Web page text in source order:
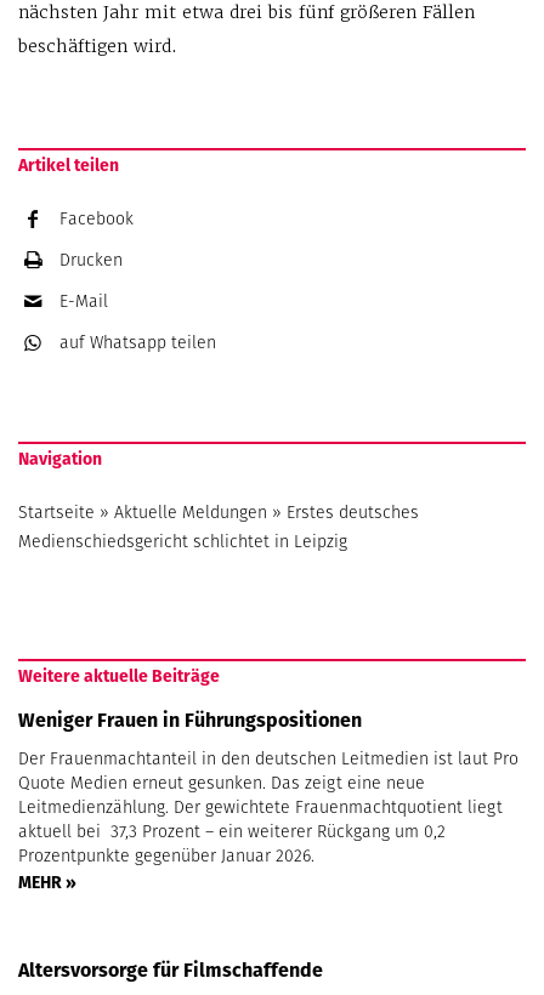
nächsten Jahr mit etwa drei bis fünf größeren Fällen
beschäftigen wird.
Artikel teilen
Facebook
Drucken
E-Mail
auf Whatsapp teilen
Navigation
Startseite » Aktuelle Meldungen » Erstes deutsches
Medienschiedsgericht schlichtet in Leipzig
Weitere aktuelle Beiträge
Weniger Frauen in Führungspositionen
Der Frauenmachtanteil in den deutschen Leitmedien ist laut Pro
Quote Medien erneut gesunken. Das zeigt eine neue
Leitmedienzählung. Der gewichtete Frauenmachtquotient liegt
aktuell bei 37,3 Prozent – ein weiterer Rückgang um 0,2
Prozentpunkte gegenüber Januar 2026.
MEHR »
Altersvorsorge für Filmschaffende